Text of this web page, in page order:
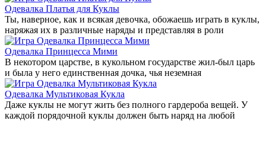
Одевалка Платья для Куклы
Ты, наверное, как и всякая девочка, обожаешь играть в куклы,
наряжая их в различные наряды и представляя в роли
Одевалка Принцесса Мими
В некотором царстве, в кукольном государстве жил-был царь
и была у него единственная дочка, чья неземная
Одевалка Мультиковая Кукла
Даже куклы не могут жить без полного гардероба вещей. У
каждой порядочной куклы должен быть наряд на любой